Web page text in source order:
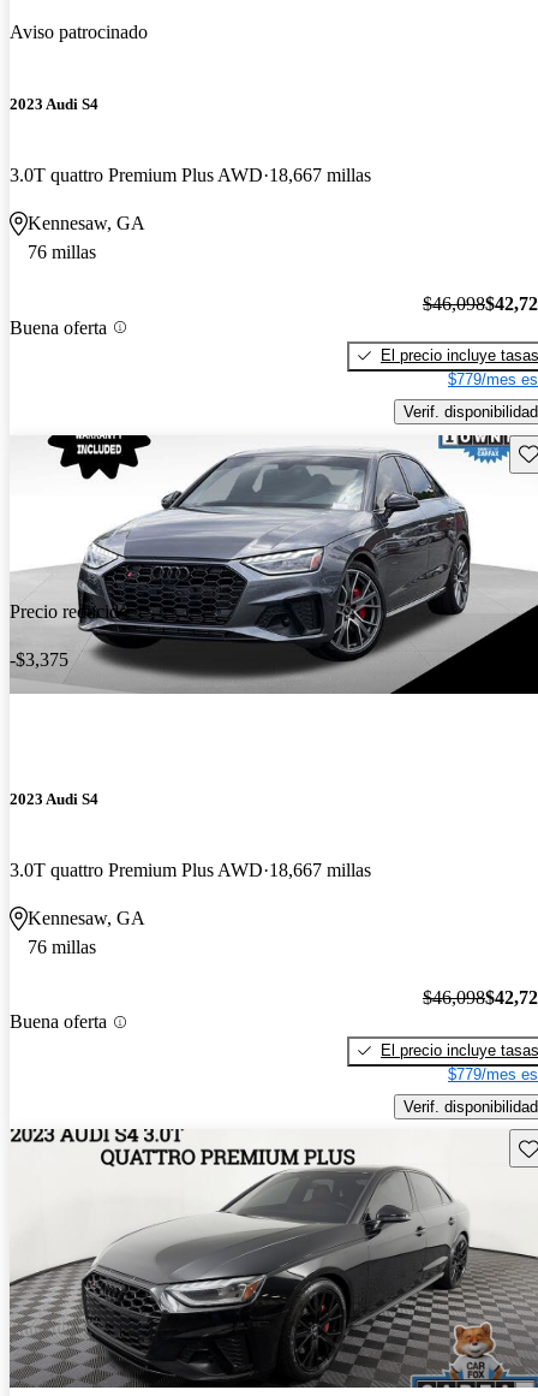
Aviso patrocinado
2023 Audi S4
3.0T quattro Premium Plus AWD 18,667 millas
Kennesaw, GA
76 millas
Buena oferta
$46,098
El precio incluye tasas
$779/mes
Verif. disponibilidad
Precio reducido
-$3,375
2023 Audi S4
3.0T quattro Premium Plus AWD 18,667 millas
Kennesaw, GA
76 millas
Buena oferta
$46,098
El precio incluye tasas
$779/mes
Verif. disponibilidad